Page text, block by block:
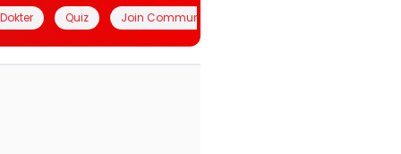
Quiz Join Community